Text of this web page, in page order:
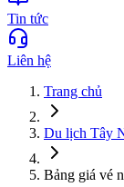
Tin tức
Liên hệ
Trang chủ
Du lịch Tây
Bảng giá vé